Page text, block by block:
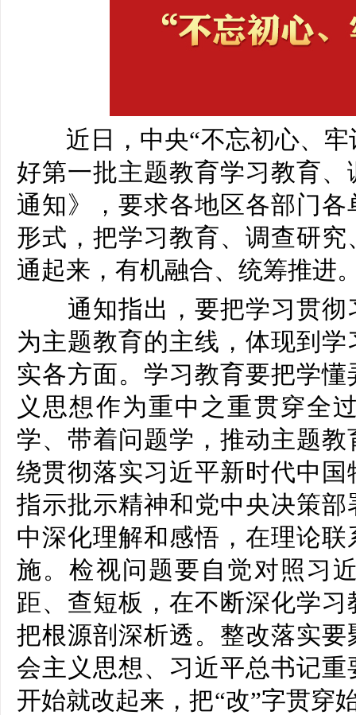
近日，中央“不忘初心、牢
好第一批主题教育学习教育
通知》，要求各地区各部门
形式，把学习教育、调查研
通起来，有机融合、统筹推进
通知指出，要把学习贯彻
为主题教育的主线，体现到
实各方面。学习教育要把学
义思想作为重中之重贯穿全
学、带着问题学，推动主题
绕贯彻落实习近平新时代中
指示批示精神和党中央决策
中深化理解和感悟，在理论
施。检视问题要自觉对照习
距、查短板，在不断深化学
把根源剖深析透。整改落实
会主义思想、习近平总书记
开始就改起来，把“改”字贯穿